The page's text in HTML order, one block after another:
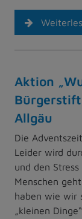
Aktion
Allgäu
Die
Leider wird
und den
Menschen
haben wie wir
„kleinen